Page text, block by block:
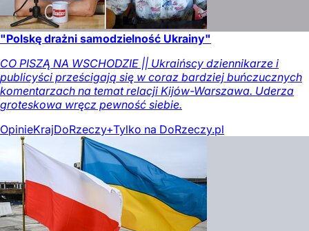
"Polskę drażni samodzielność Ukrainy"
CO PISZĄ NA WSCHODZIE || Ukraińscy dziennikarze i
publicyści prześcigają się w coraz bardziej buńczucznych
komentarzach na temat relacji Kijów-Warszawa. Uderza
groteskowa wręcz pewność siebie.
OpinieKrajDoRzeczy+Tylko na DoRzeczy.pl